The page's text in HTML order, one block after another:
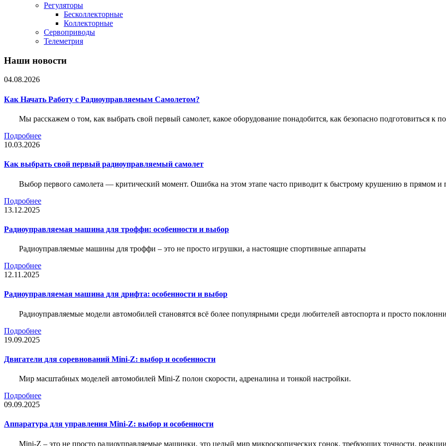
Регуляторы
Бесколлекторные
Коллекторные
Сервоприводы
Телеметрия
Наши новости
04.08.2026
Как Начать Работу с Радиоуправляемым Самолетом?
Мы расскажем о том, как выбрать свой первый самолет, какое оборудование понадобится, как безопасно подготовиться к
Подробнее
10.03.2026
Как выбрать свой первый радиоуправляемый самолет
Выбор первого самолета — критический момент. Ошибка на этом этапе часто приводит к быстрому крушению в прямом и
Подробнее
13.12.2025
Радиоуправляемая машина для троффи: особенности и выбор
Радиоуправляемые машины для троффи – это не просто игрушки, а настоящие спортивные аппараты
Подробнее
12.11.2025
Радиоуправляемая машина для дрифта: особенности и выбор
Радиоуправляемые модели автомобилей становятся всё более популярными среди любителей автоспорта и просто
Подробнее
19.09.2025
Двигатели для соревнований Mini-Z: выбор и особенности
Мир масштабных моделей автомобилей Mini-Z полон скорости, адреналина и тонкой настройки.
Подробнее
09.09.2025
Аппаратура для управления Mini-Z: выбор и особенности
Mini-Z – это не просто радиоуправляемые машинки, это целый мир микроскопических гонок, требующих точности,